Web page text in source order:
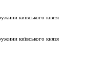
київського князя
київського князя